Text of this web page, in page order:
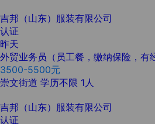
吉邦（山东）服装有限公司
认证
昨天
外贸业务员（员工餐，缴纳保险，有
3500-5500元
崇文街道 学历不限 1人
吉邦（山东）服装有限公司
认证